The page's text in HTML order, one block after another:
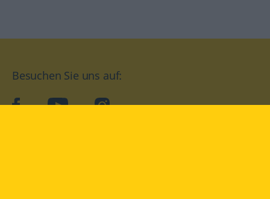
Besuchen Sie uns auf:
facebookYouTube Instagram